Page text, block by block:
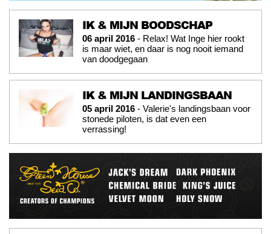
IK & MIJN BOODSCHAP
06 april 2016 - Relax! Wat Inge hier rookt
is maar wiet, en daar is nog nooit iemand
van doodgegaan
IK & MIJN LANDINGSBAAN
05 april 2016 - Valerie's landingsbaan voor
stonede piloten, is dat even een
verrassing!